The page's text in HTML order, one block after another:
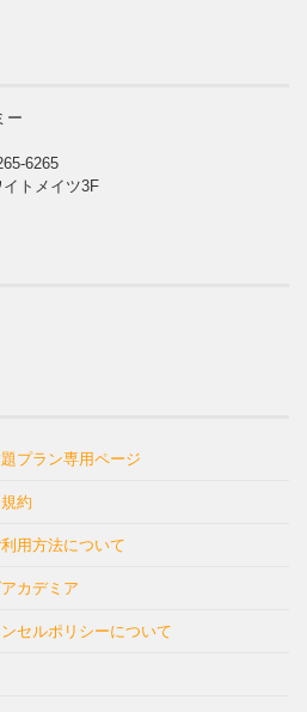
ー
6265
トメイツ3F
プラン専用ページ
約
用方法について
カデミア
セルポリシーについて